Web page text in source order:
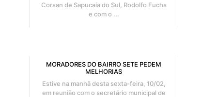
Corsan de Sapucaia do Sul, Rodolfo Fuchs
e com o ...
MORADORES DO BAIRRO SETE PEDEM
MELHORIAS
Estive na manhã desta sexta-feira, 10/02,
em reunião com o secretário municipal de